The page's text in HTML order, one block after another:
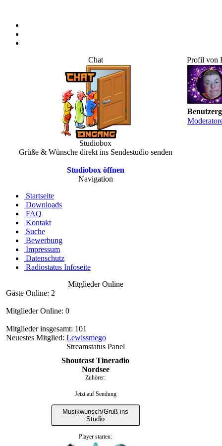
Chat
Studiobox
Grüße & Wünsche direkt ins Sendestudio senden
Studiobox öffnen
Navigation
Startseite
Downloads
FAQ
Kontakt
Suche
Bewerbung
Impressum
Datenschutz
Radiostatus Infoseite
Mitglieder Online
Gäste Online: 2
Mitglieder Online: 0
Mitglieder insgesamt: 101
Neuestes Mitglied: Lewissmego
Streamstatus Panel
Shoutcast Tineradio
Nordsee
Zuhörer:
Jetzt auf Sendung
Musikwunsch/Gruß ins
Studio
Player starten:
Profil von